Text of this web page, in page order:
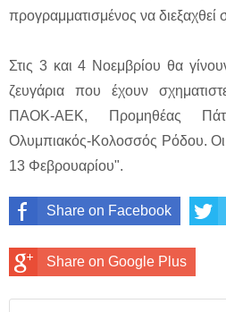
προγραμματισμένος να διεξαχθεί
Στις 3 και 4 Νοεμβρίου θα
ζευγάρια που έχουν
ΠΑΟΚ-ΑΕΚ, Προμηθέας
Ολυμπιακός-Κολοσσός Ρόδου. Οι
13 Φεβρουαρίου".
Share on Facebook
Share on Google Plus